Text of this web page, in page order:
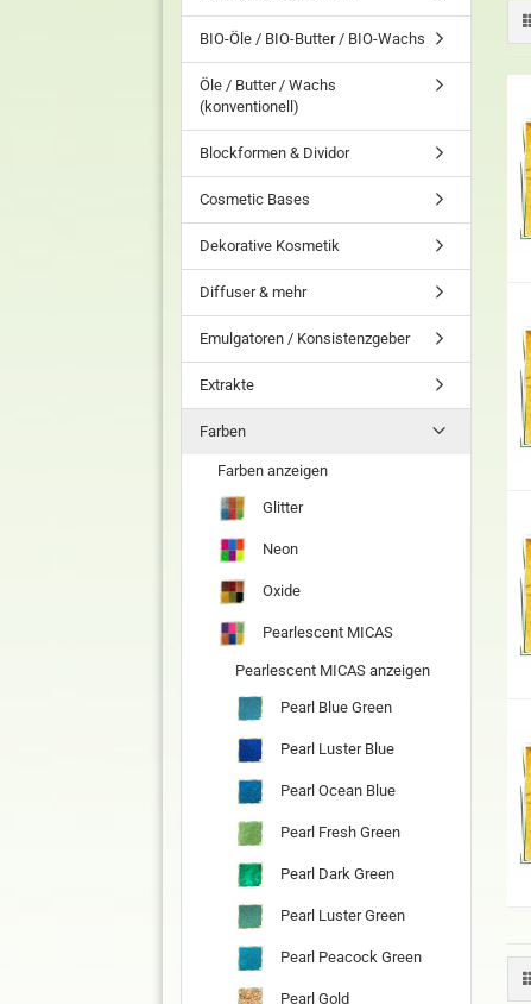
BIO-Öle / BIO-Butter / BIO-Wachs
Öle / Butter / Wachs
(konventionell)
Blockformen & Dividor
Cosmetic Bases
Dekorative Kosmetik
Diffuser & mehr
Emulgatoren / Konsistenzgeber
Extrakte
Farben
Farben anzeigen
Glitter
Neon
Oxide
Pearlescent MICAS
Pearlescent MICAS anzeigen
Pearl Blue Green
Pearl Luster Blue
Pearl Ocean Blue
Pearl Fresh Green
Pearl Dark Green
Pearl Luster Green
Pearl Peacock Green
Pearl Gold